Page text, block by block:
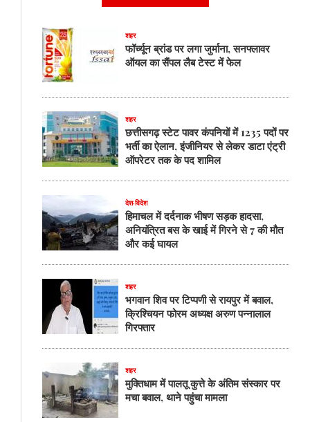
शहर
फॉर्च्यून ब्रांड पर लगा जुर्माना, सनफ्लावर
ऑयल का सैंपल लैब टेस्ट में फेल
शहर
छत्तीसगढ़ स्टेट पावर कंपनियों में 1235 पदों पर
भर्ती का ऐलान, इंजीनियर से लेकर डाटा एंट्री
ऑपरेटर तक के पद शामिल
देश-विदेश
हिमाचल में दर्दनाक भीषण सड़क हादसा,
अनियंत्रित बस के खाई में गिरने से 7 की मौत
और कई घायल
शहर
भगवान शिव पर टिप्पणी से रायपुर में बवाल,
क्रिश्चियन फोरम अध्यक्ष अरुण पन्नालाल
गिरफ्तार
शहर
मुक्तिधाम में पालतू कुत्ते के अंतिम संस्कार पर
मचा बवाल, थाने पहुंचा मामला